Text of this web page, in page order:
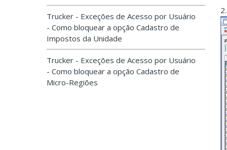
Trucker - Exceções de Acesso por Usuário
- Como bloquear a opção Cadastro de
Impostos da Unidade
Trucker - Exceções de Acesso por Usuário
- Como bloquear a opção Cadastro de
Micro-Regiões